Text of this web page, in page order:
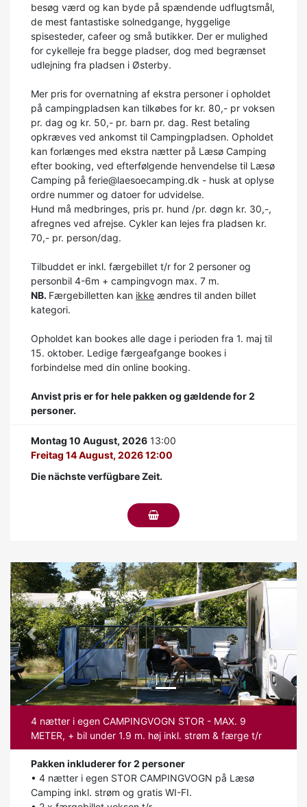
besøg værd og kan byde på spændende udflugtsmål,
de mest fantastiske solnedgange, hyggelige
spisesteder, cafeer og små butikker. Der er mulighed
for cykelleje fra begge pladser, dog med begrænset
udlejning fra pladsen i Østerby.
Mer pris for overnatning af ekstra personer i opholdet
på campingpladsen kan tilkøbes for kr. 80,- pr voksen
pr. dag og kr. 50,- pr. barn pr. dag. Rest betaling
opkræves ved ankomst til Campingpladsen. Opholdet
kan forlænges med ekstra nætter på Læsø Camping
efter booking, ved efterfølgende henvendelse til Læsø
Camping på ferie@laesoecamping.dk - husk at oplyse
ordre nummer og datoer for udvidelse.
Hund må medbringes, pris pr. hund /pr. døgn kr. 30,-,
afregnes ved afrejse. Cykler kan lejes fra pladsen kr.
70,- pr. person/dag.
Tilbuddet er inkl. færgebillet t/r for 2 personer og
personbil 4-6m + campingvogn max. 7 m.
NB. Færgebilletten kan ikke ændres til anden billet
kategori.
Opholdet kan bookes alle dage i perioden fra 1. maj til
15. oktober. Ledige færgeafgange bookes i
forbindelse med din online booking.
Anvist pris er for hele pakken og gældende for 2
personer.
Montag 10 August, 2026 13:00
Freitag 14 August, 2026 12:00
Die nächste verfügbare Zeit.
Previous
4 nætter i egen CAMPINGVOGN STOR - MAX. 9
METER, + bil under 1.9 m. høj inkl. strøm & færge t/r
Pakken inkluderer for 2 personer
• 4 nætter i egen STOR CAMPINGVOGN på Læsø
Camping inkl. strøm og gratis WI-FI.